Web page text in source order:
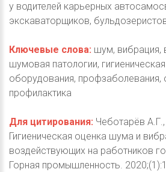
у водителей карьерных
экскаваторщиков,
Ключевые слова: шум, вибрация,
шумовая патологии,
оборудования, профзаболевания,
профилактика
Для цитирования: Чеботарёв
Гигиеническая оценка шума и
воздействующих на работников
Горная промышленность.